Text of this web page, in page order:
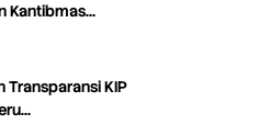
Kantibmas…
Transparansi KIP